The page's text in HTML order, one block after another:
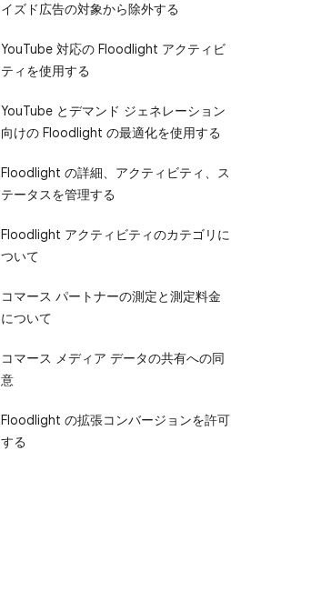
イズド広告の対象から除外する
YouTube 対応の Floodlight アクティビ
ティを使用する
YouTube とデマンド ジェネレーション
向けの Floodlight の最適化を使用する
Floodlight の詳細、アクティビティ、ス
テータスを管理する
Floodlight アクティビティのカテゴリに
ついて
コマース パートナーの測定と測定料金
について
コマース メディア データの共有への同
意
Floodlight の拡張コンバージョンを許可
する